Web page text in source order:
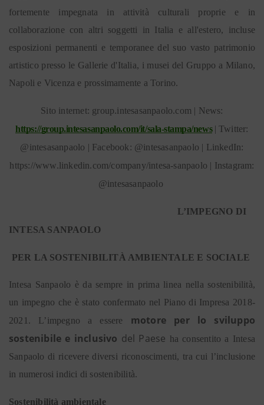
fortemente impegnata in attività culturali proprie e in
collaborazione con altri soggetti in Italia e all'estero, incluse
esposizioni permanenti e temporanee del suo vasto patrimonio
artistico presso le Gallerie d'Italia, i musei del Gruppo a Milano,
Napoli e Vicenza e prossimamente a Torino.
Sito internet: group.intesasanpaolo.com | News:
https://group.intesasanpaolo.com/it/sala-stampa/news | Twitter:
@intesasanpaolo | Facebook: @intesasanpaolo | LinkedIn:
https://www.linkedin.com/company/intesa-sanpaolo | Instagram:
@intesasanpaolo
L’IMPEGNO DI
INTESA SANPAOLO
PER LA SOSTENIBILITÀ AMBIENTALE E SOCIALE
Intesa Sanpaolo è da sempre in prima linea nella sostenibilità,
un impegno che è stato confermato nel Piano di Impresa 2018-
2021. L’impegno a essere motore per lo sviluppo
sostenibile e inclusivo del Paese ha consentito a Intesa
Sanpaolo di ricevere diversi riconoscimenti, tra cui l’inclusione
in numerosi indici di sostenibilità.
Sostenibilità ambientale